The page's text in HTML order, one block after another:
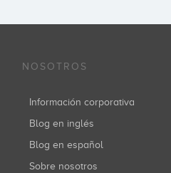
NOSOTROS
Información corporativa
Blog en inglés
Blog en español
Sobre nosotros